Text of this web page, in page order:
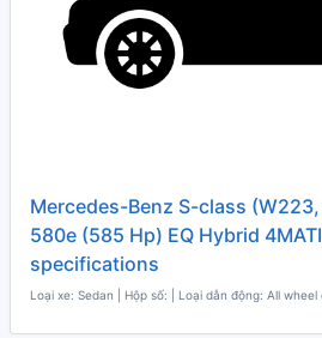
Mercedes-Benz S-class
580e (585 Hp) EQ Hybrid
specifications
Loại xe: Sedan | Hộp số: | Loại dẫn động: All